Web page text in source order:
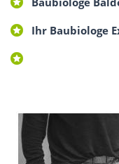
Ihr Baubiologe